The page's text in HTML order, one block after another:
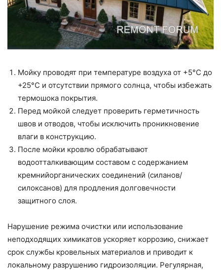
Мойку проводят при температуре воздуха от +5°C до
+25°C и отсутствии прямого солнца, чтобы избежать
термошока покрытия.
Перед мойкой следует проверить герметичность
швов и отводов, чтобы исключить проникновение
влаги в конструкцию.
После мойки кровлю обрабатывают
водоотталкивающим составом с содержанием
кремнийорганических соединений (силанов/
силоксанов) для продления долговечности
защитного слоя.
Нарушение режима очистки или использование
неподходящих химикатов ускоряет коррозию, снижает
срок службы кровельных материалов и приводит к
локальному разрушению гидроизоляции. Регулярная,